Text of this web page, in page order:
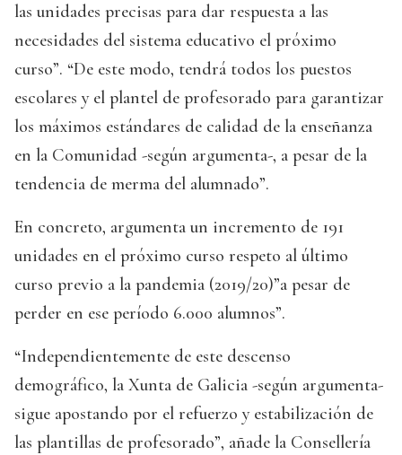
las unidades precisas para dar respuesta a las
necesidades del sistema educativo el próximo
curso”. “De este modo, tendrá todos los puestos
escolares y el plantel de profesorado para garantizar
los máximos estándares de calidad de la enseñanza
en la Comunidad -según argumenta-, a pesar de la
tendencia de merma del alumnado”.
En concreto, argumenta un incremento de 191
unidades en el próximo curso respeto al último
curso previo a la pandemia (2019/20)”a pesar de
perder en ese período 6.000 alumnos”.
“Independientemente de este descenso
demográfico, la Xunta de Galicia -según argumenta-
sigue apostando por el refuerzo y estabilización de
las plantillas de profesorado”, añade la Consellería